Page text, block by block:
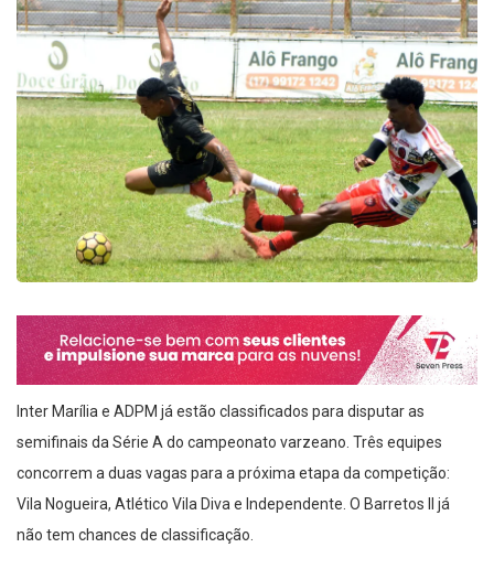
Inter Marília e ADPM já estão classificados para disputar as
semifinais da Série A do campeonato varzeano. Três equipes
concorrem a duas vagas para a próxima etapa da competição:
Vila Nogueira, Atlético Vila Diva e Independente. O Barretos II já
não tem chances de classificação.